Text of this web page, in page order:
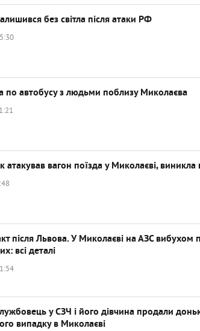
без світла після атаки РФ
по автобусу з людьми поблизу Миколаєва
атакував вагон поїзда у Миколаєві,
після Львова. У Миколаєві на АЗС вибухом
всі деталі
у СЗЧ і його дівчина продали
випадку в Миколаєві